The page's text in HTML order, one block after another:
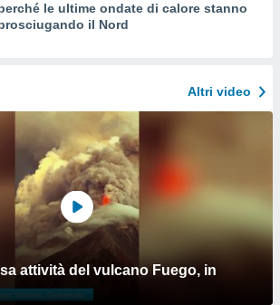
le ultime ondate di calore stanno
il Nord
Altri video
attività del vulcano Fuego, in